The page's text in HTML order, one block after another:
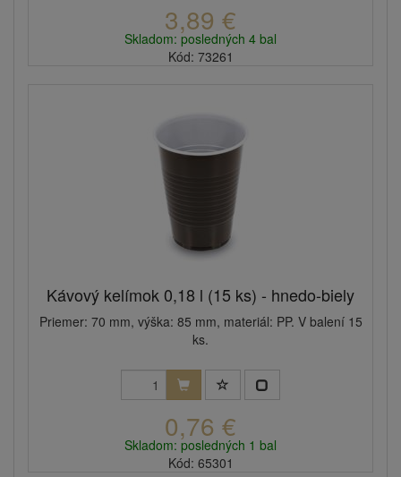
3,89 €
Skladom: posledných 4 bal
Kód: 73261
Kávový kelímok 0,18 l (15 ks) - hnedo-biely
Priemer: 70 mm, výška: 85 mm, materiál: PP. V balení 15
ks.
0,76 €
Skladom: posledných 1 bal
Kód: 65301